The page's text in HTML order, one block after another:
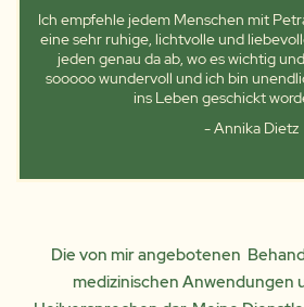
Ich empfehle jedem Menschen mit
eine sehr ruhige, lichtvolle und
jeden genau da ab, wo es wichtig
sooooo wundervoll und ich bin
ins Leben geschickt
- Annika Dietz
Die von mir angebotenen
medizinischen Anwendungen